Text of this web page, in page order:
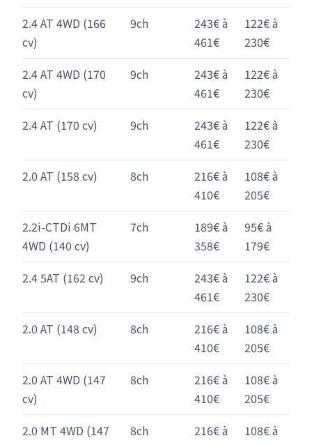
2.4 AT 4WD (166
cv)
9ch
243€ à
461€
122€ à
230€
2.4 AT 4WD (170
cv)
9ch
243€ à
461€
122€ à
230€
2.4 AT (170 cv)
9ch
243€ à
461€
122€ à
230€
2.0 AT (158 cv)
8ch
216€ à
410€
108€ à
205€
2.2i-CTDi 6MT
4WD (140 cv)
7ch
189€ à
358€
95€ à
179€
2.4 5AT (162 cv)
9ch
243€ à
461€
122€ à
230€
2.0 AT (148 cv)
8ch
216€ à
410€
108€ à
205€
2.0 AT 4WD (147
cv)
8ch
216€ à
410€
108€ à
205€
2.0 MT 4WD (147
8ch
216€ à
108€ à